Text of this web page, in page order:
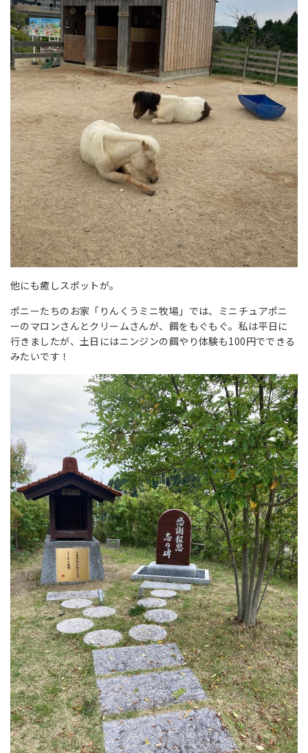
他にも癒しスポットが。
ポニーたちのお家「りんくうミニ牧場」では、ミニチュアポニ
ーのマロンさんとクリームさんが、餌をもぐもぐ。私は平日に
行きましたが、土日にはニンジンの餌やり体験も100円でできる
みたいです！